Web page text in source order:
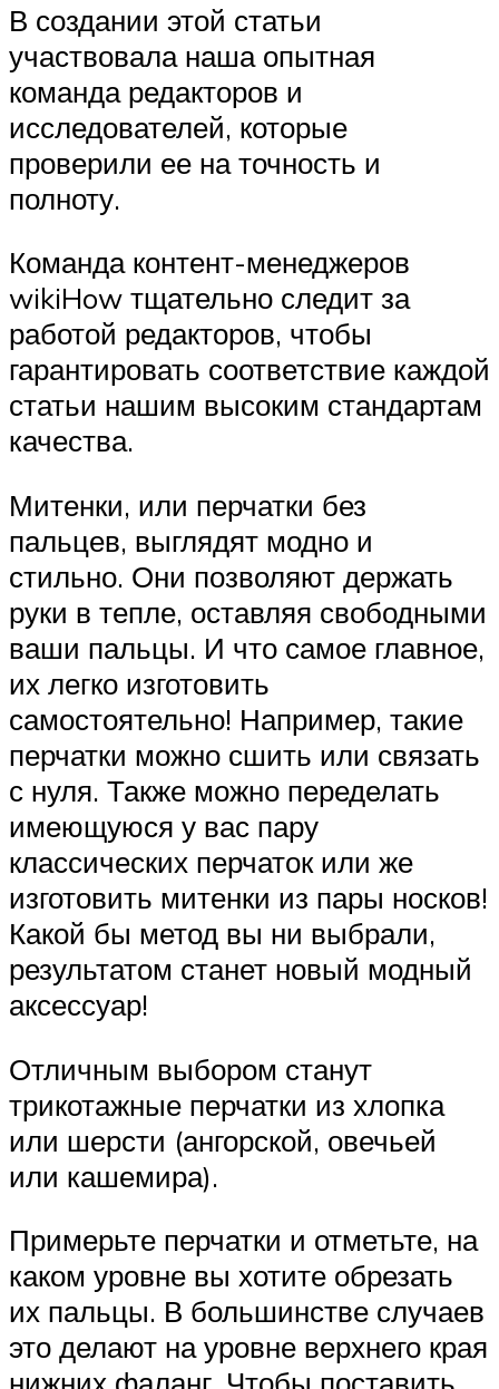
В создании этой статьи
участвовала наша опытная
команда редакторов и
исследователей, которые
проверили ее на точность и
полноту.
Команда контент-менеджеров
wikiHow тщательно следит за
работой редакторов, чтобы
гарантировать соответствие каждой
статьи нашим высоким стандартам
качества.
Митенки, или перчатки без
пальцев, выглядят модно и
стильно. Они позволяют держать
руки в тепле, оставляя свободными
ваши пальцы. И что самое главное,
их легко изготовить
самостоятельно! Например, такие
перчатки можно сшить или связать
с нуля. Также можно переделать
имеющуюся у вас пару
классических перчаток или же
изготовить митенки из пары носков!
Какой бы метод вы ни выбрали,
результатом станет новый модный
аксессуар!
Отличным выбором станут
трикотажные перчатки из хлопка
или шерсти (ангорской, овечьей
или кашемира).
Примерьте перчатки и отметьте, на
каком уровне вы хотите обрезать
их пальцы. В большинстве случаев
это делают на уровне верхнего края